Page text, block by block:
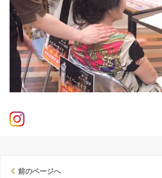
前のページへ